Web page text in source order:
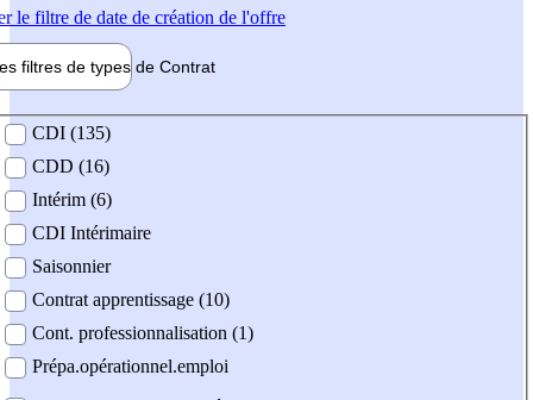
le filtre de date de création de l'offre
filtres de types de Contrat
contrat
CDI (135)
CDD (16)
Intérim (6)
CDI Intérimaire
Saisonnier
Contrat apprentissage (10)
Cont. professionnalisation (1)
Prépa.opérationnel.emploi